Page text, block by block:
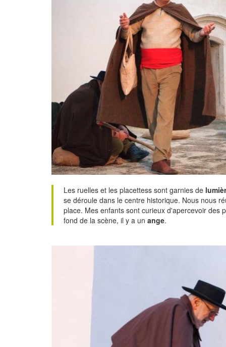
Les ruelles et les placettess sont garnies de
se déroule dans le centre historique. Nous nous
place. Mes enfants sont curieux d'apercevoir des
fond de la scène, il y a un ange.